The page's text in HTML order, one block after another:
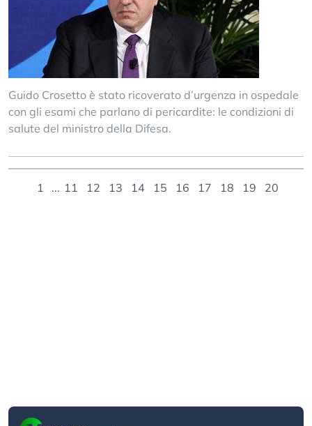
Guido Crosetto è stato ricoverato d’urgenza in ospedale
con gli esami che parlano di pericardite: le condizioni di
salute del ministro della Difesa.
1 ... 11 12 13 14 15 16 17 18 19 20